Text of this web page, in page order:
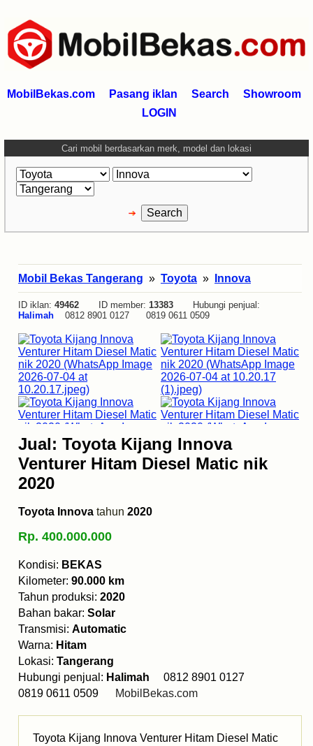
MobilBekas.com Pasang iklan Search
Showroom
LOGIN
Cari mobil berdasarkan merk, model dan lokasi
Mobil Bekas Tangerang » Toyota » Innova
ID iklan: 49462 ID member: 13383 Hubungi penjual:
Halimah
0812 8901 0127 0819 0611 0509
Jual: Toyota Kijang Innova
Venturer Hitam Diesel Matic nik
2020
Toyota Innova tahun 2020
Rp. 400.000.000
Kondisi: BEKAS
Kilometer: 90.000 km
Tahun produksi: 2020
Bahan bakar: Solar
Transmisi: Automatic
Warna: Hitam
Lokasi: Tangerang
Hubungi penjual: Halimah 0812 8901 0127
0819 0611 0509
MobilBekas.com
Toyota Kijang Innova Venturer Hitam Diesel Matic